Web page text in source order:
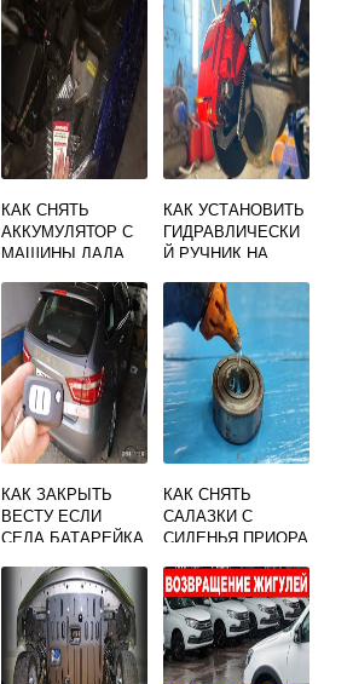
КАК СНЯТЬ
АККУМУЛЯТОР С
МАШИНЫ ЛАДА
КАК УСТАНОВИТЬ
ГИДРАВЛИЧЕСКИ
Й РУЧНИК НА
КАК ЗАКРЫТЬ
ВЕСТУ ЕСЛИ
СЕЛА БАТАРЕЙКА
СИГНАЛИЗАЦИИ
КАК СНЯТЬ
САЛАЗКИ С
СИДЕНЬЯ ПРИОРА